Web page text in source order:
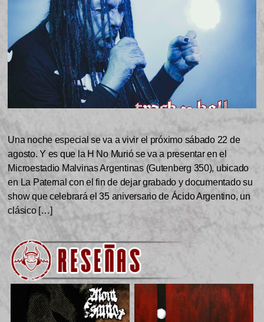
Una noche especial se va a vivir el próximo sábado 22 de
agosto. Y es que la H No Murió se va a presentar en el
Microestadio Malvinas Argentinas (Gutenberg 350), ubicado
en La Paternal con el fin de dejar grabado y documentado su
show que celebrará el 35 aniversario de Ácido Argentino, un
clásico […]